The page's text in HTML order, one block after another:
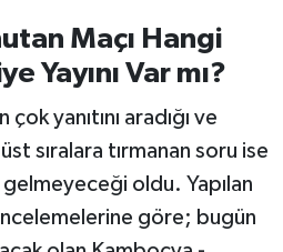
Maçı Hangi
Yayını Var mı?
yanıtını aradığı ve
sıralara tırmanan soru ise
oldu. Yapılan
incelemelerine göre; bugün